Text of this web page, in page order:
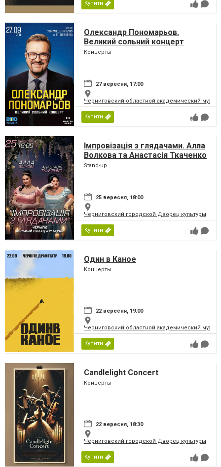
Купити
Олександр Пономарьов.
Великий сольний концерт
Концерты
27 вересня, 17:00
Черниговский областной академический
Купити
Імпровізація з глядачами. Алла
Волкова та Анастасія Ткаченко
Stand-up
25 вересня, 18:00
Черниговский городской Дворец культуры
Купити
Один в Каное
Концерты
22 вересня, 19:00
Черниговский областной академический
Купити
Candlelight Concert
Концерты
22 вересня, 18:30
Черниговский городской Дворец культуры
Купити